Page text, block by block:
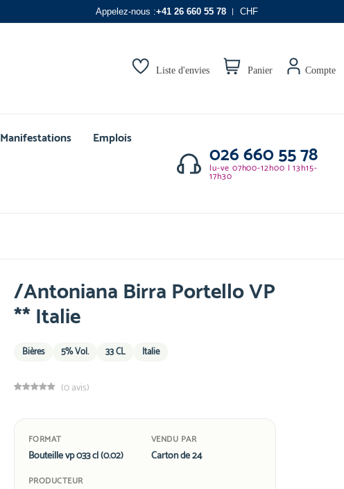
Appelez-nous :+41 26 660 55 78 CHF
Liste d'envies Panier Compte
Manifestations Emplois
026 660 55 78
lu-ve 07h00-12h00 | 13h15-
17h30
/Antoniana Birra Portello VP
** Italie
Bières 5% Vol. 33 CL Italie
(0 avis)
FORMAT
Bouteille vp 033 cl (0.02)
VENDU PAR
Carton de 24
PRODUCTEUR